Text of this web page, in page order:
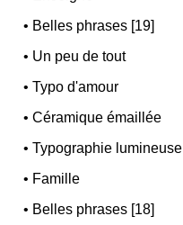
• Belles phrases [19]
• Un peu de tout
•Typo d'amour
•Céramique émaillée
•Typographie lumineuse
• Famille
• Belles phrases [18]